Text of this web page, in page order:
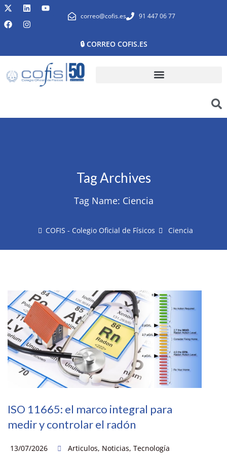
correo@cofis.es 91 447 06 77
🔒 CORREO COFIS.ES
Tag Archives
Tag Name: Ciencia
COFIS - Colegio Oficial de Físicos Ciencia
ISO 11665: el marco integral para
medir y controlar el radón
13/07/2026 Articulos, Noticias, Tecnología